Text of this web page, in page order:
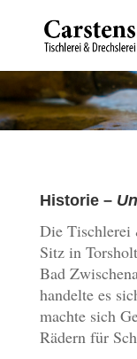
Historie –
Die Tischlerei
Sitz in
Bad
handelte es
machte sich
Rädern für